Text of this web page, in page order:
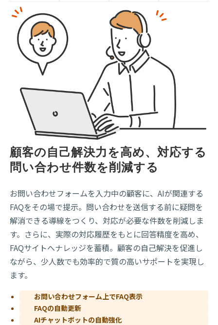
顧客の自己解決力を高め、対応する
問い合わせ件数を削減する
お問い合わせフォームを入力中の顧客に、AIが関連する
FAQをその場で提示。問い合わせを送信する前に疑問を
解消できる導線をつくり、対応が必要な件数を削減しま
す。さらに、実際の対応履歴をもとに回答精度を高め、
FAQサイトへナレッジを蓄積。顧客の自己解決を促進し
ながら、少人数でも効率的で質の高いサポートを実現し
ます。
お問い合わせフォーム上でFAQ表示
FAQの自動更新
AIチャットボットの自動強化